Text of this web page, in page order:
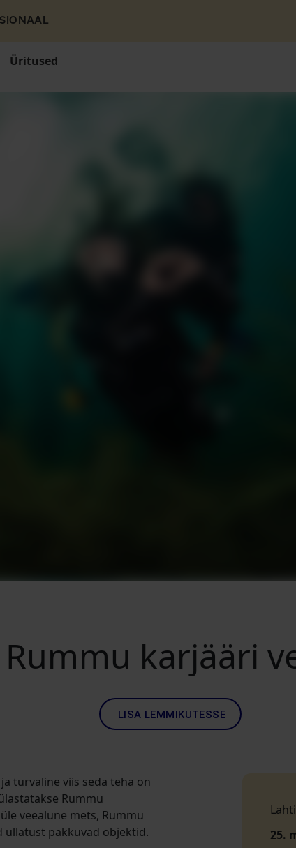
Üritused
karjääri
LISA LEMMIKUTESSE
turvaline viis seda teha on
Rummu
veealune mets, Rummu
üllatust pakkuvad objektid.
25.